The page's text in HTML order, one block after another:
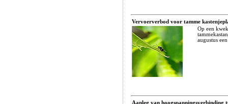
Vervoerverbod voor tamme
Op een
augustus